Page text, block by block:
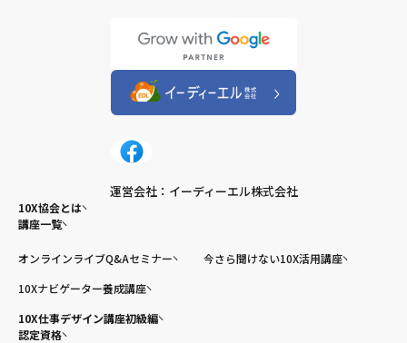
運営会社：イーディーエル株式会社
10X協会とは
講座一覧
オンラインライブQ&Aセミナー
今さら聞けない10X活用講座
10Xナビゲーター養成講座
10X仕事デザイン講座初級編
認定資格